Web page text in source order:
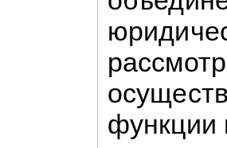
функции